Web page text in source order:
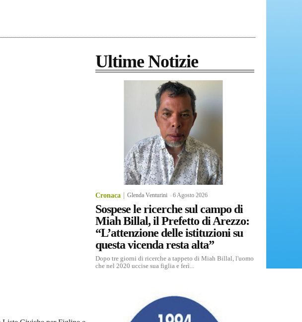
Ultime Notizie
Cronaca Glenda Venturini -6 Agosto 2026
Sospese le ricerche sul campo di
Miah Billal, il Prefetto di Arezzo:
“L’attenzione delle istituzioni su
questa vicenda resta alta”
Dopo tre giorni di ricerche a tappeto di Miah Billal, l'uomo
che nel 2020 uccise sua figlia e ferì...